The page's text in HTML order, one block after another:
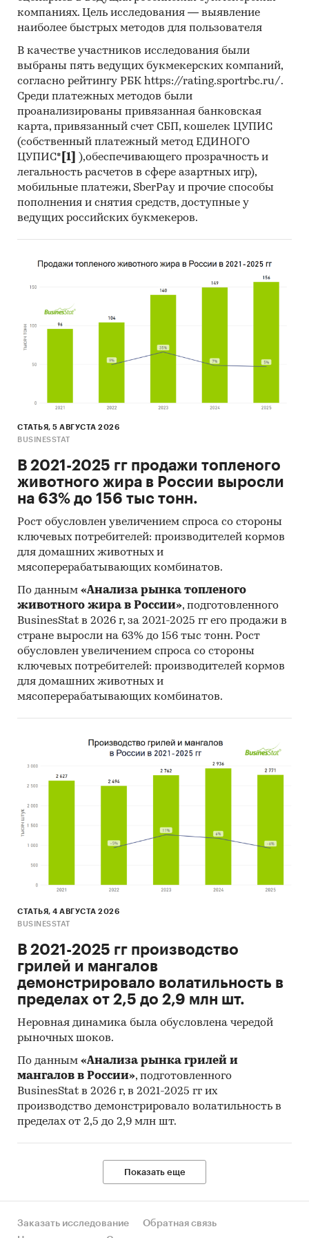
компаний-производителей овощных
соков.Профили компаний показывают
информацию о динамике финансовых
показателей компаний, актуальную
контактную информацию, основных
учредителей и т.д.
Прогноз развития рынка овощных соков
Составлен прогноз развития рынка овощных
соков (производства, импорта, экспорта и
объема рынка) на2025-2029 гг.на основе
ретроспективных данных с поправкой на
мнения экспертов, макроэкономические
Фактическое количество страниц может
отличаться от указанного.
Источник: TK Solutions
Безалкогольные напитки / Соки
Россия
компаниях. Цель исследования — выявление
наиболее быстрых методов для пользователя
В качестве участников исследования были
выбраны пять ведущих букмекерских компаний,
согласно рейтингу РБК https://rating.sportrbc.ru/.
Среди платежных методов были
проанализированы привязанная банковская
карта, привязанный счет СБП, кошелек ЦУПИС
(собственный платежный метод ЕДИНОГО
ЦУПИС* [1]
),обеспечивающего прозрачность и
легальность расчетов в сфере азартных игр),
мобильные платежи, SberPay и прочие способы
пополнения и снятия средств, доступные у
ведущих российских букмекеров.
СТАТЬЯ, 5 АВГУСТА 2026
BUSINESSTAT
В 2021-2025 гг продажи топленого
животного жира в России выросли
на 63% до 156 тыс тонн.
Рост обусловлен увеличением спроса со стороны
ключевых потребителей: производителей кормов
для домашних животных и
мясоперерабатывающих комбинатов.
По данным «Анализа рынка топленого
животного жира в России», подготовленного
BusinesStat в 2026 г, за 2021-2025 гг его продажи в
стране выросли на 63% до 156 тыс тонн. Рост
обусловлен увеличением спроса со стороны
ключевых потребителей: производителей кормов
для домашних животных и
мясоперерабатывающих комбинатов.
СТАТЬЯ, 4 АВГУСТА 2026
BUSINESSTAT
В 2021-2025 гг производство
грилей и мангалов
демонстрировало волатильность в
пределах от 2,5 до 2,9 млн шт.
Неровная динамика была обусловлена чередой
рыночных шоков.
По данным «Анализа рынка грилей и
мангалов в России», подготовленного
BusinesStat в 2026 г, в 2021-2025 гг их
производство демонстрировало волатильность в
пределах от 2,5 до 2,9 млн шт.
Показать еще
Заказать исследование
Обратная связь